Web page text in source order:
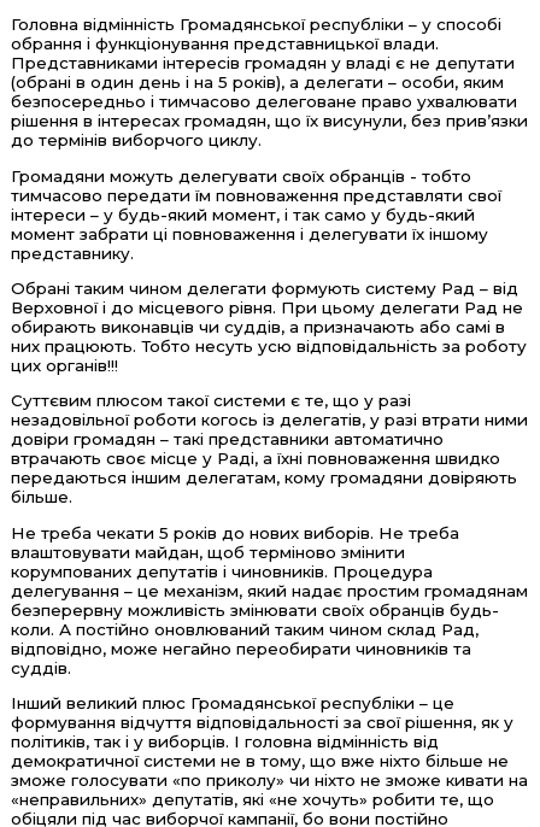
Головна відмінність Громадянської республіки – у способі
обрання і функціонування представницької влади.
Представниками інтересів громадян у владі є не депутати
(обрані в один день і на 5 років), а делегати – особи, яким
безпосередньо і тимчасово делеговане право ухвалювати
рішення в інтересах громадян, що їх висунули, без прив’язки
до термінів виборчого циклу.
Громадяни можуть делегувати своїх обранців - тобто
тимчасово передати їм повноваження представляти свої
інтереси – у будь-який момент, і так само у будь-який
момент забрати ці повноваження і делегувати їх іншому
представнику.
Обрані таким чином делегати формують систему Рад – від
Верховної і до місцевого рівня. При цьому делегати Рад не
обирають виконавців чи суддів, а призначають або самі в
них працюють. Тобто несуть усю відповідальність за роботу
цих органів!!!
Суттєвим плюсом такої системи є те, що у разі
незадовільної роботи когось із делегатів, у разі втрати ними
довіри громадян – такі представники автоматично
втрачають своє місце у Раді, а їхні повноваження швидко
передаються іншим делегатам, кому громадяни довіряють
більше.
Не треба чекати 5 років до нових виборів. Не треба
влаштовувати майдан, щоб терміново змінити
корумпованих депутатів і чиновників. Процедура
делегування – це механізм, який надає простим громадянам
безперервну можливість змінювати своїх обранців будь-
коли. А постійно оновлюваний таким чином склад Рад,
відповідно, може негайно переобирати чиновників та
суддів.
Інший великий плюс Громадянської республіки – це
формування відчуття відповідальності за свої рішення, як у
політиків, так і у виборців. І головна відмінність від
демократичної системи не в тому, що вже ніхто більше не
зможе голосувати «по приколу» чи ніхто не зможе кивати на
«неправильних» депутатів, які «не хочуть» робити те, що
обіцяли під час виборчої кампанії, бо вони постійно